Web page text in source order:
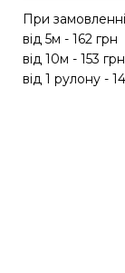
При
від 5м - 162 грн
від 10м - 153 грн
від 1 рулону -